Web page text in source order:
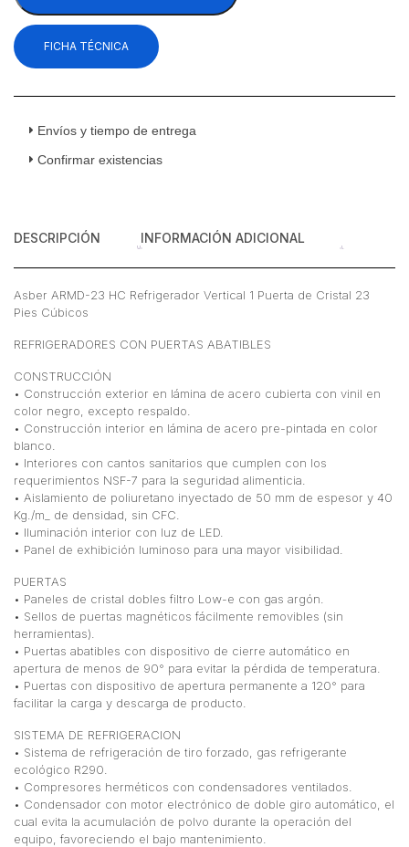
Refrigerador
Vertical
1
Puerta
Cúbicos
FICHA TÉCNICA
Envíos y tiempo de entrega
Confirmar existencias
DESCRIPCIÓN INFORMACIÓN ADICIONAL
Asber ARMD-23 HC Refrigerador Vertical 1 Puerta de Cristal 23
Pies Cúbicos
REFRIGERADORES CON PUERTAS ABATIBLES
CONSTRUCCIÓN
• Construcción exterior en lámina de acero cubierta con vinil en
color negro, excepto respaldo.
• Construcción interior en lámina de acero pre-pintada en color
blanco.
• Interiores con cantos sanitarios que cumplen con los
requerimientos NSF-7 para la seguridad alimenticia.
• Aislamiento de poliuretano inyectado de 50 mm de espesor y 40
Kg./m_ de densidad, sin CFC.
• Iluminación interior con luz de LED.
• Panel de exhibición luminoso para una mayor visibilidad.
PUERTAS
• Paneles de cristal dobles filtro Low-e con gas argón.
• Sellos de puertas magnéticos fácilmente removibles (sin
herramientas).
• Puertas abatibles con dispositivo de cierre automático en
apertura de menos de 90° para evitar la pérdida de temperatura.
• Puertas con dispositivo de apertura permanente a 120° para
facilitar la carga y descarga de producto.
SISTEMA DE REFRIGERACION
• Sistema de refrigeración de tiro forzado, gas refrigerante
ecológico R290.
• Compresores herméticos con condensadores ventilados.
• Condensador con motor electrónico de doble giro automático, el
cual evita la acumulación de polvo durante la operación del
equipo, favoreciendo el bajo mantenimiento.